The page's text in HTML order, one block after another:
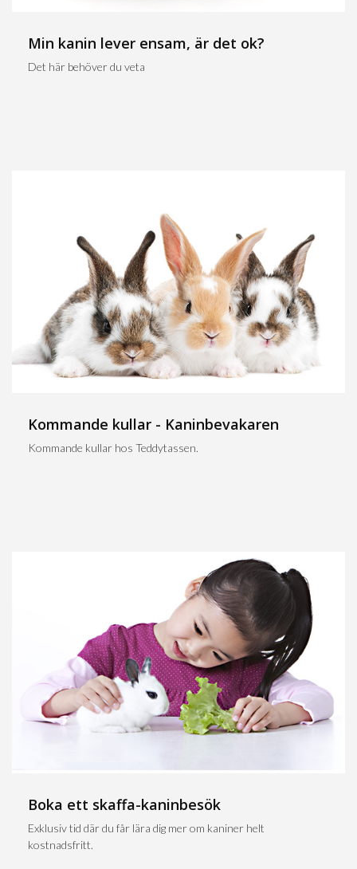
Min kanin lever ensam, är det ok?
Det här behöver du veta
Kommande kullar - Kaninbevakaren
Kommande kullar hos Teddytassen.
Boka ett skaffa-kaninbesök
Exklusiv tid där du får lära dig mer om kaniner helt
kostnadsfritt.